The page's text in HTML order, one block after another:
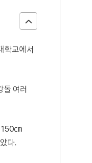
학교에서
여러
150㎝
다.